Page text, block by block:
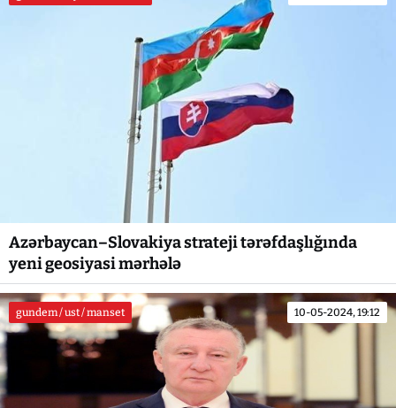
Azərbaycan–Slovakiya strateji tərəfdaşlığında
yeni geosiyasi mərhələ
gundem / ust / manset 10-05-2024, 19:12